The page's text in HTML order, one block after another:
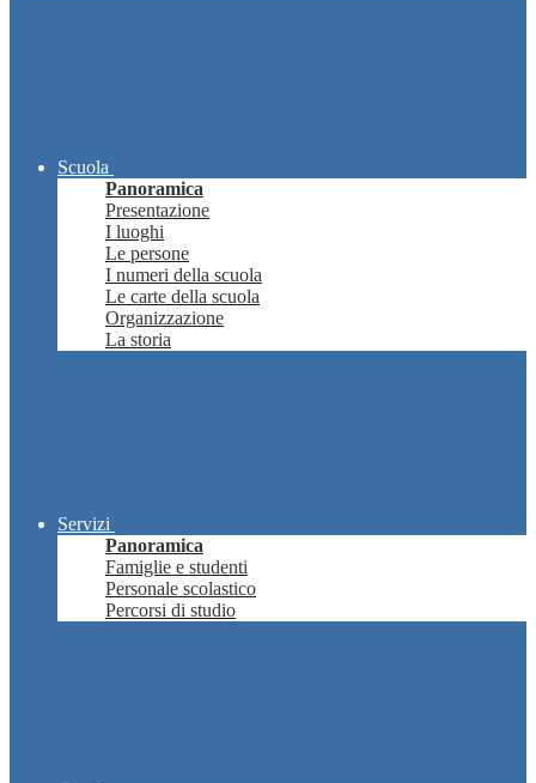
Scuola
Panoramica
Presentazione
I luoghi
Le persone
I numeri della scuola
Le carte della scuola
Organizzazione
La storia
Servizi
Panoramica
Famiglie e studenti
Personale scolastico
Percorsi di studio